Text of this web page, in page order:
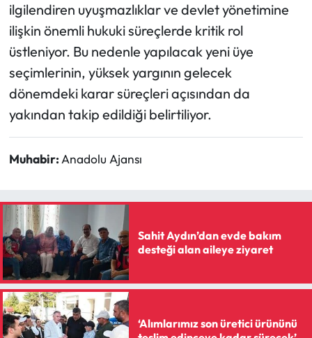
ilgilendiren uyuşmazlıklar ve devlet yönetimine
ilişkin önemli hukuki süreçlerde kritik rol
üstleniyor. Bu nedenle yapılacak yeni üye
seçimlerinin, yüksek yargının gelecek
dönemdeki karar süreçleri açısından da
yakından takip edildiği belirtiliyor.
Muhabir:Anadolu Ajansı
Sahit Aydın’dan evde bakım
desteği alan aileye ziyaret
‘Alımlarımız son üretici ürününü